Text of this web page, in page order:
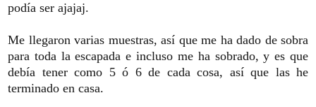
podía ser ajajaj.
Me llegaron varias muestras, así que me ha dado de sobra
para toda la escapada e incluso me ha sobrado, y es que
debía tener como 5 ó 6 de cada cosa, así que las he
terminado en casa.